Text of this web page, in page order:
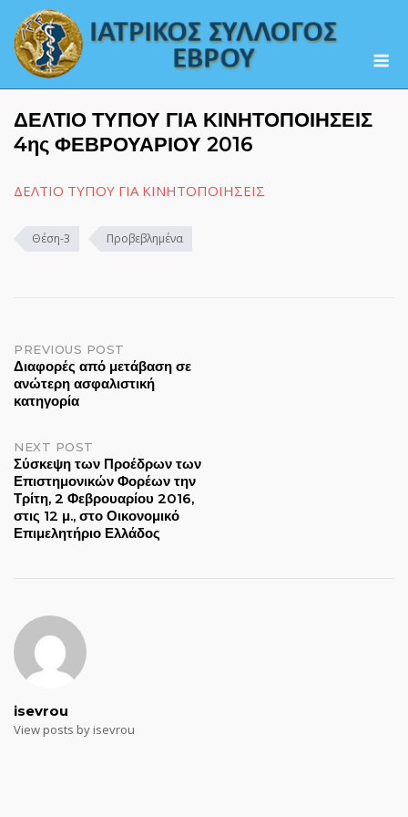
content
ΔΕΛΤΙΟ ΤΥΠΟΥ ΓΙΑ ΚΙΝΗΤΟΠΟΙΗΣΕΙΣ
4ης ΦΕΒΡΟΥΑΡΙΟΥ 2016
ΔΕΛΤΙΟ ΤΥΠΟΥ ΓΙΑ ΚΙΝΗΤΟΠΟΙΗΣΕΙΣ
Θέση-3 Προβεβλημένα
Post
navigation
PREVIOUS POST
Διαφορές από μετάβαση σε
ανώτερη ασφαλιστική
κατηγορία
NEXT POST
Σύσκεψη των Προέδρων των
Επιστημονικών Φορέων την
Τρίτη, 2 Φεβρουαρίου 2016,
στις 12 μ., στο Οικονομικό
Επιμελητήριο Ελλάδος
isevrou
View posts by isevrou